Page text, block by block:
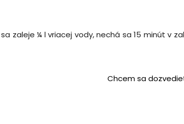
zaleje ¼ l vriacej vody, nechá sa 15 minút v
Chcem sa